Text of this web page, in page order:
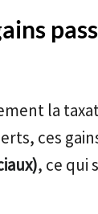
la
ces
, ce qui